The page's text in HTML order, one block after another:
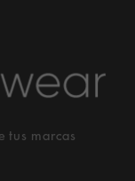
tus marcas